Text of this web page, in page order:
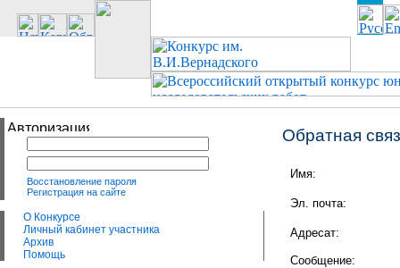
Восстановление пароля
Регистрация на сайте
О Конкурсе
Личный кабинет участника
Архив
Помощь
Обратная
Имя:
Эл. почта:
Адресат:
Сообщение: